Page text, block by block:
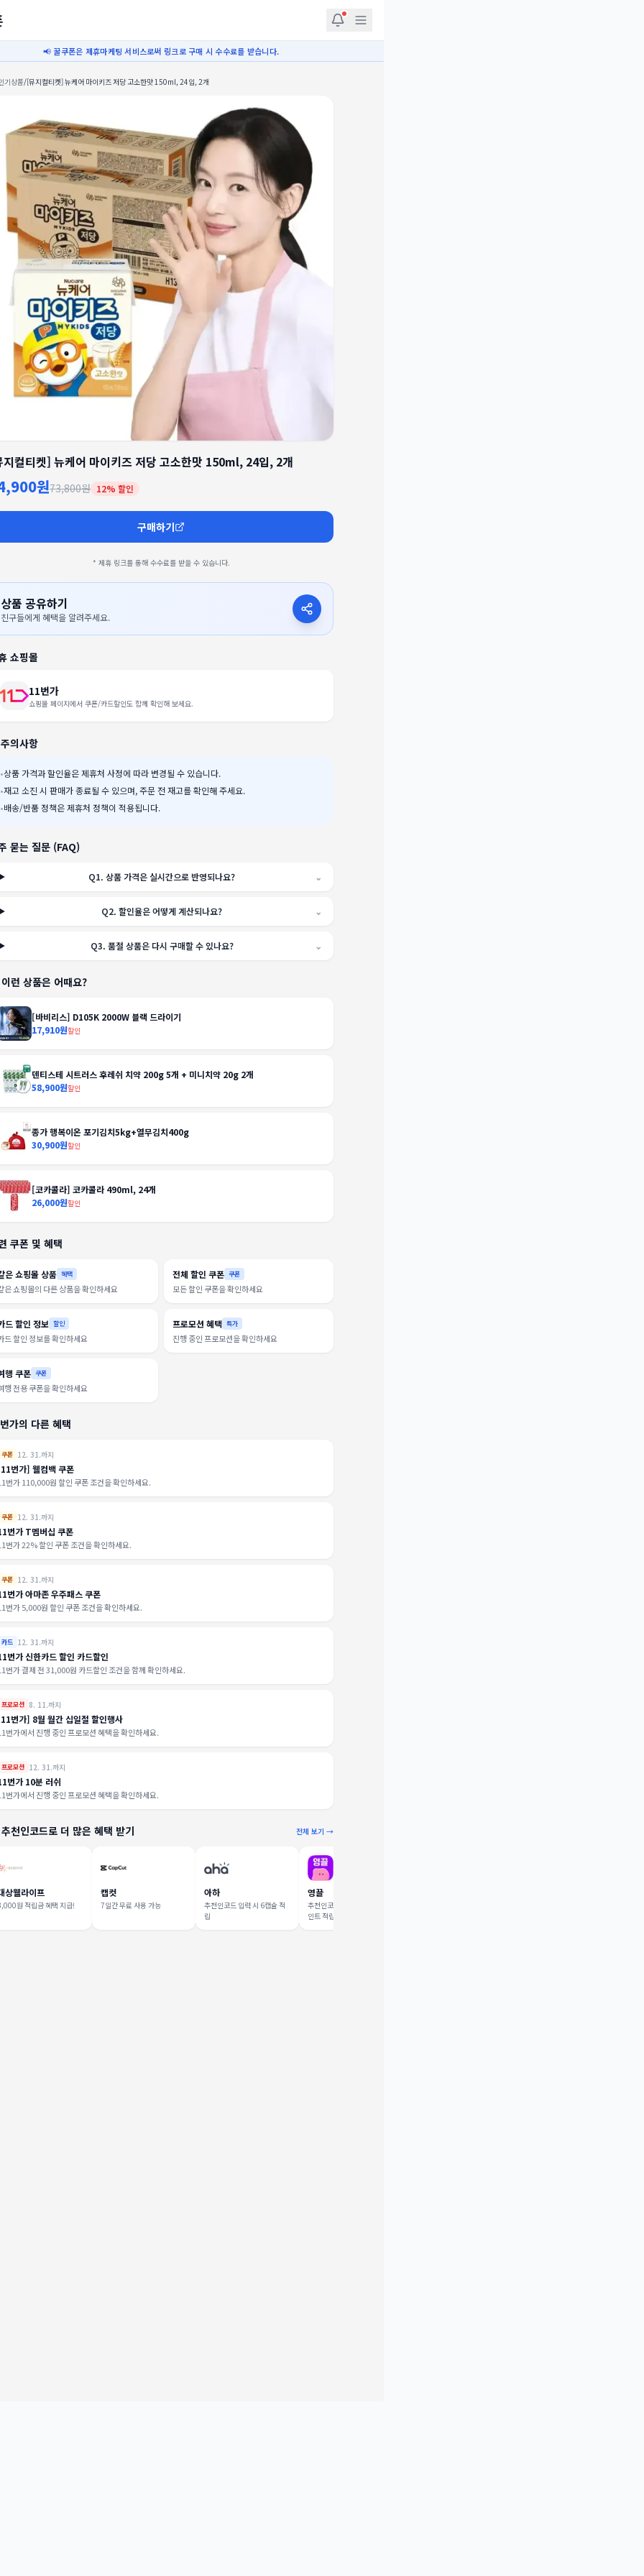
📢 꿀쿠폰은 제휴마케팅 서비스로써 링크로 구매 시 수수료를 받습니다.
기상품/[뮤지컬티켓] 뉴케어 마이키즈 저당 고소한맛 150ml, 24입, 2개
컬티켓] 뉴케어 마이키즈 저당 고소한맛 150ml, 24입, 2개
원73,800원 12% 할인
구매하기
* 제휴 링크를 통해 수수료를 받을 수 있습니다.
상품 공유하기
친구들에게 혜택을 알려주세요.
쇼핑몰
11번가
쇼핑몰 페이지에서 쿠폰/카드할인도 함께 확인해 보세요.
의사항
•상품 가격과 할인율은 제휴처 사정에 따라 변경될 수 있습니다.
•재고 소진 시 판매가 종료될 수 있으며, 주문 전 재고를 확인해 주세요.
•배송/반품 정책은 제휴처 정책이 적용됩니다.
묻는 질문 (FAQ)
Q1.상품 가격은 실시간으로 반영되나요? ⌄
Q2.할인율은 어떻게 계산되나요? ⌄
Q3. 품절 상품은 다시 구매할 수 있나요? ⌄
런 상품은 어때요?
[바비리스] D105K 2000W 블랙 드라이기
17,910원할인
덴티스테 시트러스 후레쉬 치약 200g 5개 + 미니치약 20g 2개
58,900원할인
종가 행복이온 포기김치5kg+열무김치400g
30,900원할인
[코카콜라] 코카콜라 490ml, 24개
26,000원할인
쿠폰 및 혜택
은 쇼핑몰 상품 혜택
은 쇼핑몰의 다른 상품을 확인하세요
전체 할인 쿠폰 쿠폰
모든 할인 쿠폰을 확인하세요
드 할인 정보 할인
드 할인 정보를 확인하세요
프로모션 혜택 특가
진행 중인 프로모션을 확인하세요
행 쿠폰 쿠폰
행 전용 쿠폰을 확인하세요
가의 다른 혜택
쿠폰 12. 31.까지
번가] 웰컴백 쿠폰
번가 110,000원 할인 쿠폰 조건을 확인하세요.
쿠폰 12. 31.까지
번가 T멤버십 쿠폰
번가 22% 할인 쿠폰 조건을 확인하세요.
쿠폰 12. 31.까지
번가 아마존 우주패스 쿠폰
번가 5,000원 할인 쿠폰 조건을 확인하세요.
카드 12. 31.까지
번가 신한카드 할인 카드할인
번가 결제 전 31,000원 카드할인 조건을 함께 확인하세요.
프로모션 8. 11.까지
번가] 8월 월간 십일절 할인행사
번가에서 진행 중인 프로모션 혜택을 확인하세요.
프로모션 12. 31.까지
번가 10분 러쉬
번가에서 진행 중인 프로모션 혜택을 확인하세요.
천인코드로 더 많은 혜택 받기 전체 보기 →
상웰라이프
원 적립금 혜택 지급!
캡컷
7일간 무료 사용 가능
아하
추천인코드 입력 시 6캡슐 적
립
영끌
추천인코드 입력 시 1,000 포
인트 적립